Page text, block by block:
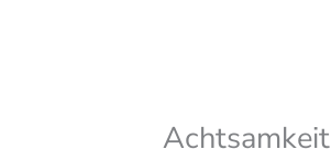
Achtsamkeit